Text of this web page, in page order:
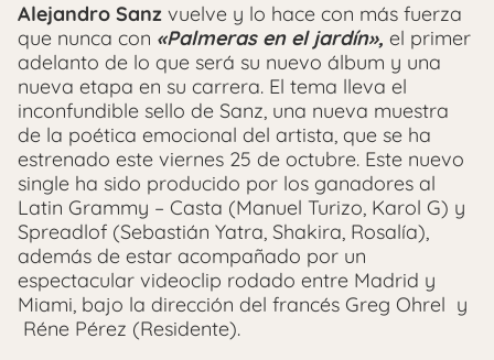
Alejandro Sanz vuelve y lo hace con más fuerza
que nunca con «Palmeras en el jardín», el primer
adelanto de lo que será su nuevo álbum y una
nueva etapa en su carrera. El tema lleva el
inconfundible sello de Sanz, una nueva muestra
de la poética emocional del artista, que se ha
estrenado este viernes 25 de octubre. Este nuevo
single ha sido producido por los ganadores al
Latin Grammy – Casta (Manuel Turizo, Karol G) y
Spreadlof (Sebastián Yatra, Shakira, Rosalía),
además de estar acompañado por un
espectacular videoclip rodado entre Madrid y
Miami, bajo la dirección del francés Greg Ohrel y
Réne Pérez (Residente).